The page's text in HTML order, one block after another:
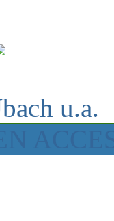
u.a.